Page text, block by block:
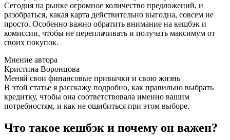
Сегодня на рынке огромное количество предложений, и
разобраться, какая карта действительно выгодна, совсем не
просто. Особенно важно обратить внимание на кешбэк и
комиссии, чтобы не переплачивать и получать максимум от
своих покупок.
Мнение автора
Кристина Воронцова
Меняй свои финансовые привычки и свою жизнь
В этой статье я расскажу подробно, как правильно выбрать
кредитку, чтобы она соответствовала именно вашим
потребностям, и как не ошибиться при этом выборе.
Что такое кешбэк и почему он важен?